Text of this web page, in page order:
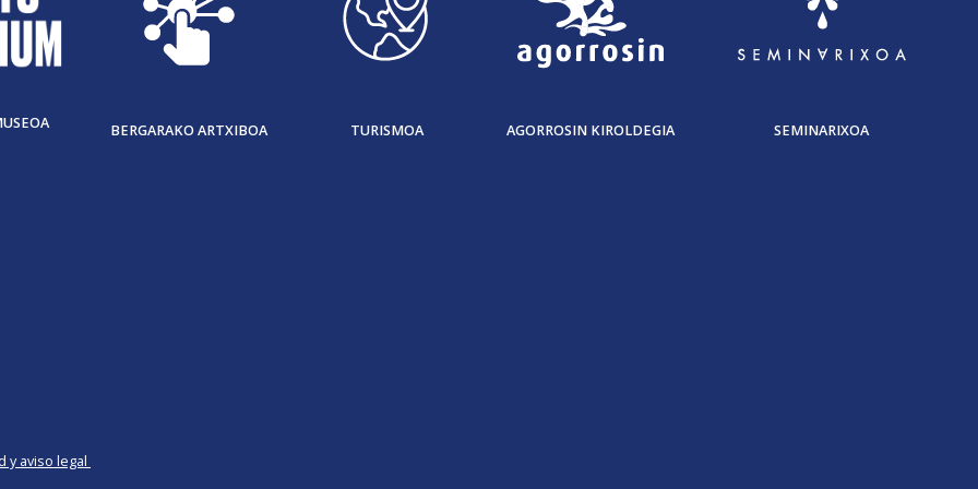
BERGARAKO ARTXIBOA TURISMOA AGORROSIN KIROLDEGIA SEMINARIXOA
y aviso legal